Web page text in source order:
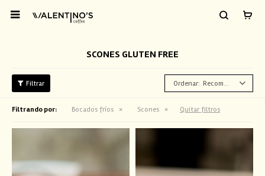

SCONES GLUTEN FREE
Recomendados
Filtrando por: Bocados fríos Scones Quitar filtros